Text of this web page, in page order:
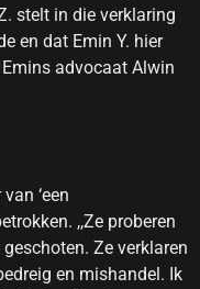
stelt in die verklaring
en dat Emin Y. hier
Emins advocaat Alwin
‘een
,,Ze proberen
Ze verklaren
en mishandel. Ik